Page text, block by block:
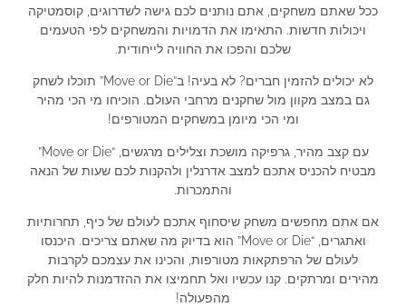
ככל שאתם משחקים, אתם נותנים לכם גישה לשדרוגים, קוסמטיקה
ויכולות חדשות. התאימו את הדמויות והמשחקים לפי הטעמים
שלכם והפכו את החוויה לייחודית.
לא יכולים להזמין חברים? לא בעיה! ב”Move or Die” תוכלו לשחק
גם במצב מקוון מול שחקנים מרחבי העולם. הוכיחו מי הכי מהיר
ומי הכי מיומן במשחקים המטורפים!
עם קצב מהיר, גרפיקה מושכת וצלילים מרגשים, “Move or Die”
מבטיח להכניס אתכם למצב אדרנלין ולהקנות לכם שעות של הנאה
והתמכרות.
אם אתם מחפשים משחק שיסחוף אתכם לעולם של כיף, תחרותיות
ואתגרים, “Move or Die” הוא בדיוק מה שאתם צריכים. היכנסו
לעולם של הרפתקאות מטורפות, והכינו את עצמכם לקרבות
מהירים ומרתקים. קנו עכשיו ואל תחמיצו את ההזדמנות להיות חלק
מהפעולה!